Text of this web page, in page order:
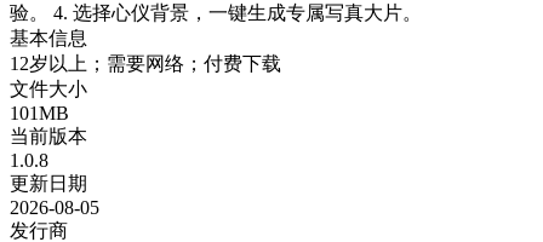
验。 4. 选择心仪背景，一键生成专属写真大片。
基本信息
12岁以上；需要网络；付费下载
文件大小
101MB
当前版本
1.0.8
更新日期
2026-08-05
发行商